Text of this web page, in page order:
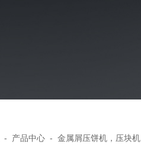
- 产品中心 -金属屑压饼机，压块机